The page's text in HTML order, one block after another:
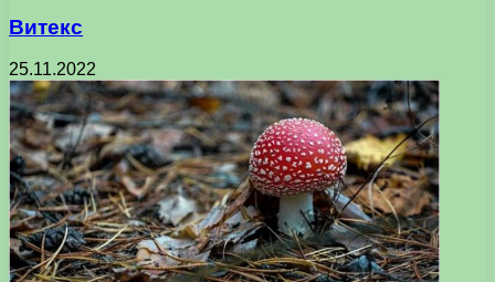
Витекс
25.11.2022